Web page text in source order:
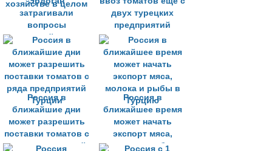
затрагивали
вопросы
взаимодействия в
сельском
хозяйстве в целом
двух турецких
предприятий
Россия в
ближайшие дни
может разрешить
поставки томатов с
ряда предприятий
Россия в
ближайшее время
может начать
экспорт мяса,
молока и рыбы в